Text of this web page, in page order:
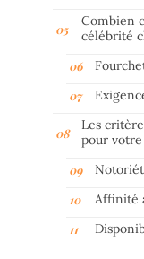
Combien
célébrité
Les
pour
Affinité